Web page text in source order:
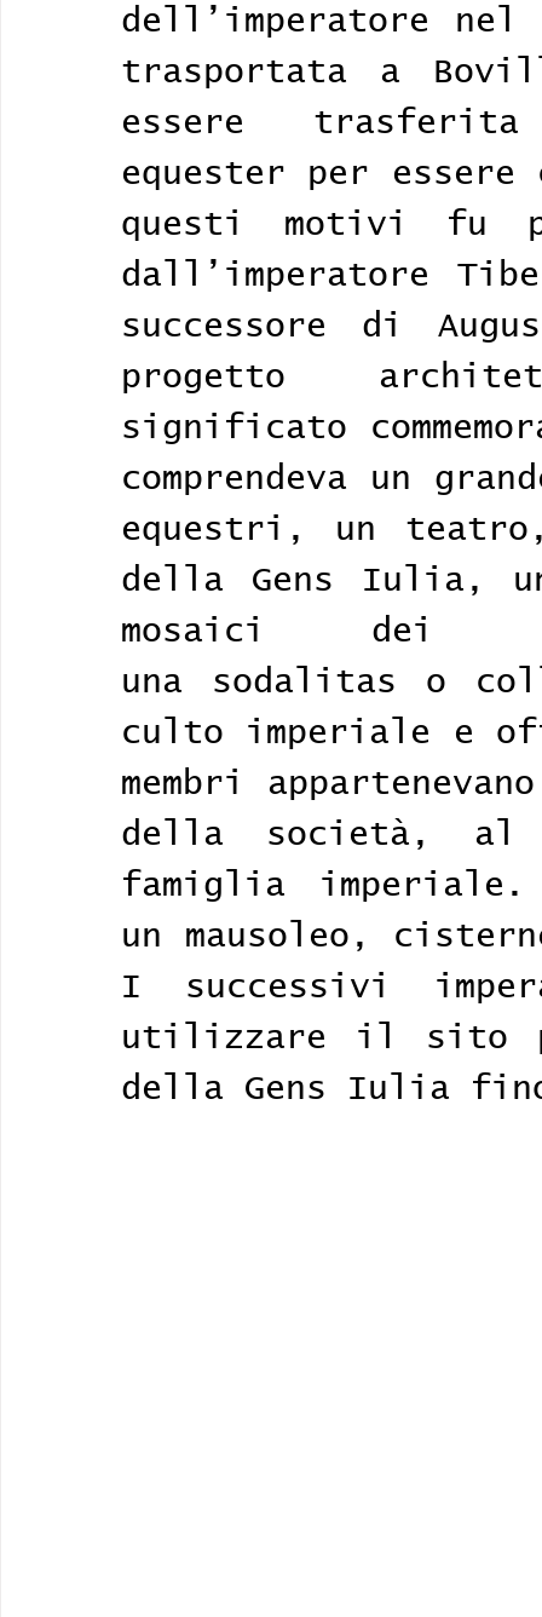
dell’imperatore nel
trasportata a
essere
equester per
questi motivi fu
dall’imperatore
successore di
progetto
significato
comprendeva un
equestri, un
della Gens Iulia,
mosaici dei
una sodalitas o
culto imperiale e
membri
della società, al
famiglia
un mausoleo,
I successivi
utilizzare il sito
della Gens Iulia